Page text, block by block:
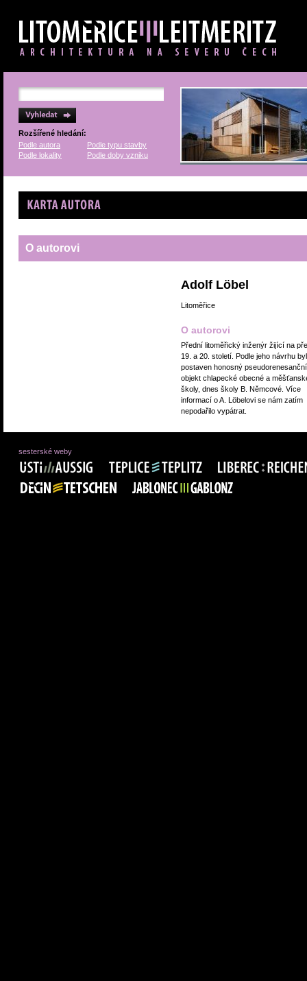
Rozšířené hledání:
Podle autora
Podle typu stavby
Podle lokality
Podle doby vzniku
Karta autora
O autorovi
Adolf Löbel
Litoměřice
O autorovi
Přední litoměřický inženýr žijící na
19. a 20. století. Podle jeho návrhu byl
postaven honosný pseudorenesanční
objekt chlapecké obecné a
školy, dnes školy B. Němcové. Více
informací o A. Löbelovi se nám zatím
nepodařilo vypátrat.
sesterské weby